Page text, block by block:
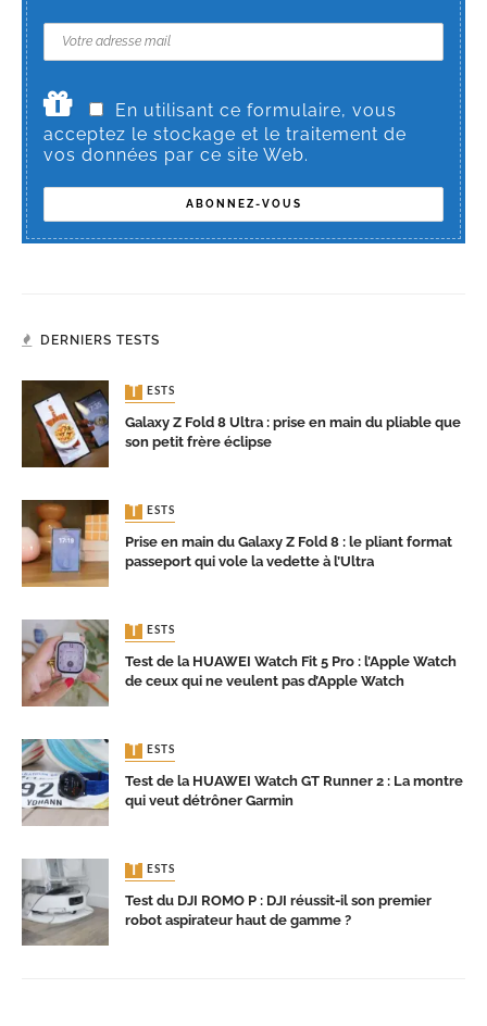
En utilisant ce formulaire, vous
acceptez le stockage et le traitement de
vos données par ce site Web.
DERNIERS TESTS
TESTS
Galaxy Z Fold 8 Ultra : prise en main du pliable que
son petit frère éclipse
TESTS
Prise en main du Galaxy Z Fold 8 : le pliant format
passeport qui vole la vedette à l’Ultra
TESTS
Test de la HUAWEI Watch Fit 5 Pro : l’Apple Watch
de ceux qui ne veulent pas d’Apple Watch
TESTS
Test de la HUAWEI Watch GT Runner 2 : La montre
qui veut détrôner Garmin
TESTS
Test du DJI ROMO P : DJI réussit-il son premier
robot aspirateur haut de gamme ?